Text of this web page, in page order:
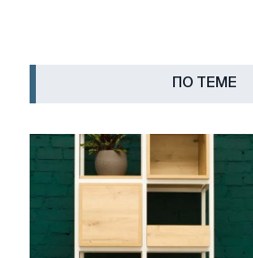
ПО ТЕМЕ